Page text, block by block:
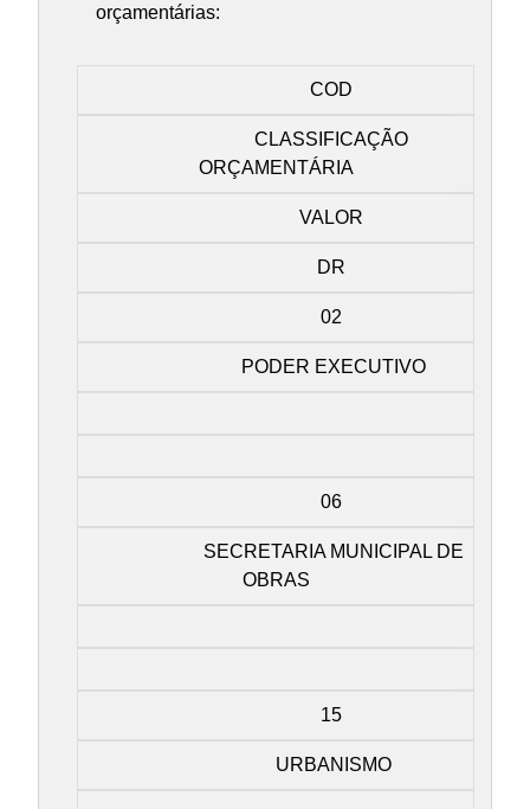
orçamentárias:
COD
CLASSIFICAÇÃO
ORÇAMENTÁRIA
VALOR
DR
02
PODER EXECUTIVO
06
SECRETARIA MUNICIPAL DE
OBRAS
15
URBANISMO